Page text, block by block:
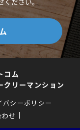
コム
クリーマンション
バシーポリシー
せ